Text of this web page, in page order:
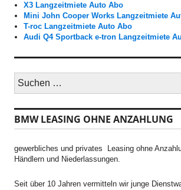
X3 Langzeitmiete Auto Abo
Mini John Cooper Works Langzeitmiete
T-roc Langzeitmiete Auto Abo
Audi Q4 Sportback e-tron Langzeitmiete
S
h
e
n
a
c
:
BMW LEASING OHNE ANZAHLUNG
gewerbliches und privates Leasing ohne
Händlern und Niederlassungen.
Seit über 10 Jahren vermitteln wir junge